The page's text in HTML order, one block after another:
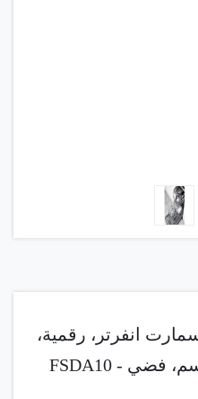
انفرتر، رقمية،